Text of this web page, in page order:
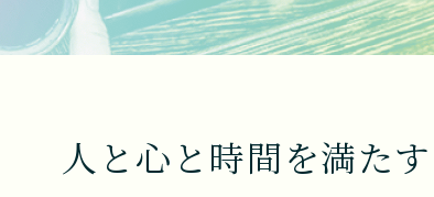
人と心と時間を満たす